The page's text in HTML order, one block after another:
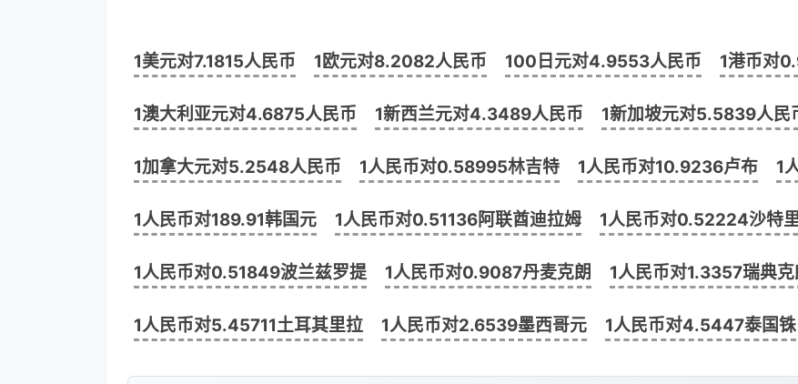
1美元对7.1815人民币 1欧元对8.2082人民币 100日元对4.9553人民币 1港币对
1澳大利亚元对4.6875人民币 1新西兰元对4.3489人民币 1新加坡元对5.5839人民
1加拿大元对5.2548人民币 1人民币对0.58995林吉特 1人民币对10.9236卢布 1
1人民币对189.91韩国元 1人民币对0.51136阿联酋迪拉姆 1人民币对0.52224沙特
1人民币对0.51849波兰兹罗提 1人民币对0.9087丹麦克朗 1人民币对1.3357瑞典克
1人民币对5.45711土耳其里拉 1人民币对2.6539墨西哥元 1人民币对4.5447泰国铢